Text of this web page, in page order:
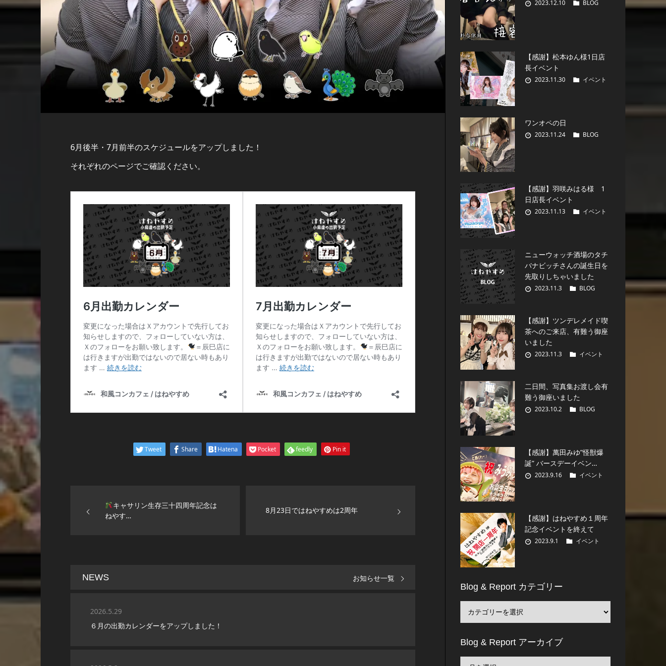
6月後半・7月前半のスケジュールをアップしました！
それぞれのページでご確認ください。
Tweet Share Hatena Pocket feedly Pin it
キャサリン生存三十四周年記念は
ねやす…
8月23日ではねやすめは2周年
NEWS
2026.5.29
６月の出勤カレンダーをアップしました！
お知らせ一覧
2023.12.10 BLOG
【感謝】松本ゆん様1日店
長イベント
2023.11.30 イベント
ワンオペの日
2023.11.24 BLOG
【感謝】羽咲みはる様 1
日店長イベント
2023.11.13 イベント
ニューウォッチ酒場のタチ
バナビッチさんの誕生日を
先取りしちゃいました
2023.11.3 BLOG
【感謝】ツンデレメイド喫
茶へのご来店、有難う御座
いました
2023.11.3 イベント
二日間、写真集お渡し会有
難う御座いました
2023.10.2 BLOG
【感謝】萬田みゆ”怪獣爆
誕” バースデーイベン…
2023.9.16 イベント
【感謝】はねやすめ１周年
記念イベントを終えて
2023.9.1 イベント
Blog & Report カテゴリー
Blog & Report アーカイブ